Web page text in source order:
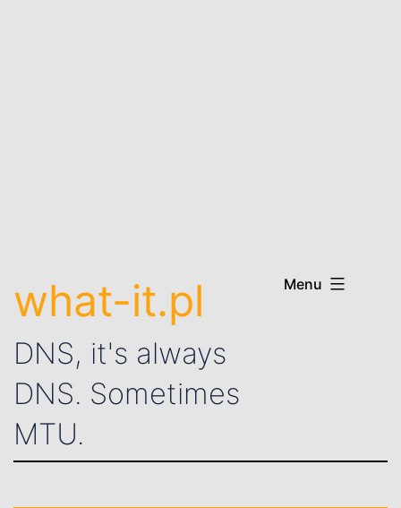
what-it.pl
DNS, it's always
DNS. Sometimes
MTU.
Menu